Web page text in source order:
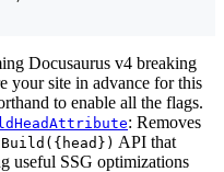
Docusaurus v4 breaking
your site in advance for this
to enable all the flags.
: Removes
API that
useful SSG optimizations